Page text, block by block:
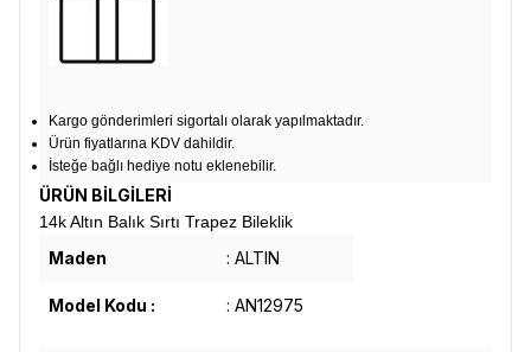
Kargo gönderimleri sigortalı olarak yapılmaktadır.
Ürün fiyatlarına KDV dahildir.
İsteğe bağlı hediye notu eklenebilir.
ÜRÜN BİLGİLERİ
14k Altın Balık Sırtı Trapez Bileklik
Maden : ALTIN
Model Kodu : : AN12975